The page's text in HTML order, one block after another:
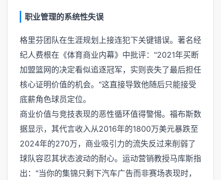
职业管理的系统性失误
格里芬团队在生涯规划上接连犯下关键错误。著名经
纪人费根在《体育商业内幕》中批评："2021年买断
加盟篮网的决定看似追逐冠军，实则丧失了最后担任
核心证明价值的机会。"这直接导致他随后只能接受
底薪角色球员定位。
商业价值与竞技表现的恶性循环值得警惕。福布斯数
据显示，其代言收入从2016年的1800万美元暴跌至
2024年的270万，商业吸引力的流失反过来削弱了
球队容忍其状态波动的耐心。运动营销教授马库斯指
出："当你的集锦只剩下汽车广告而非赛场表现时，